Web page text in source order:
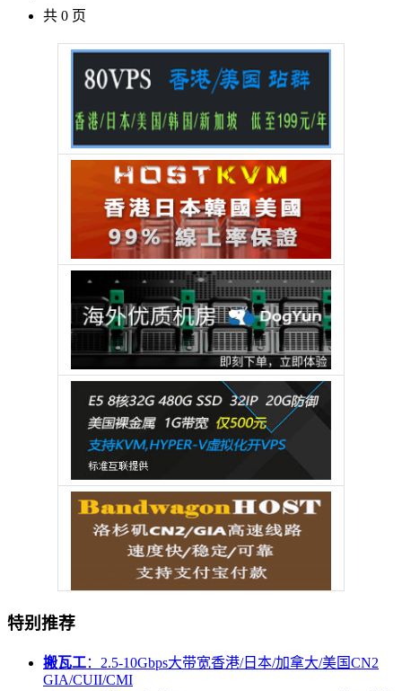
共 0 页
特别推荐
搬瓦工：2.5-10Gbps大带宽香港/日本/加拿大/美国CN2
GIA/CUII/CMI